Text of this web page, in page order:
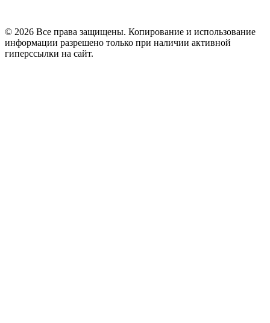
© 2026 Все права защищены. Копирование и использование
информации разрешено только при наличии активной
гиперссылки на сайт.